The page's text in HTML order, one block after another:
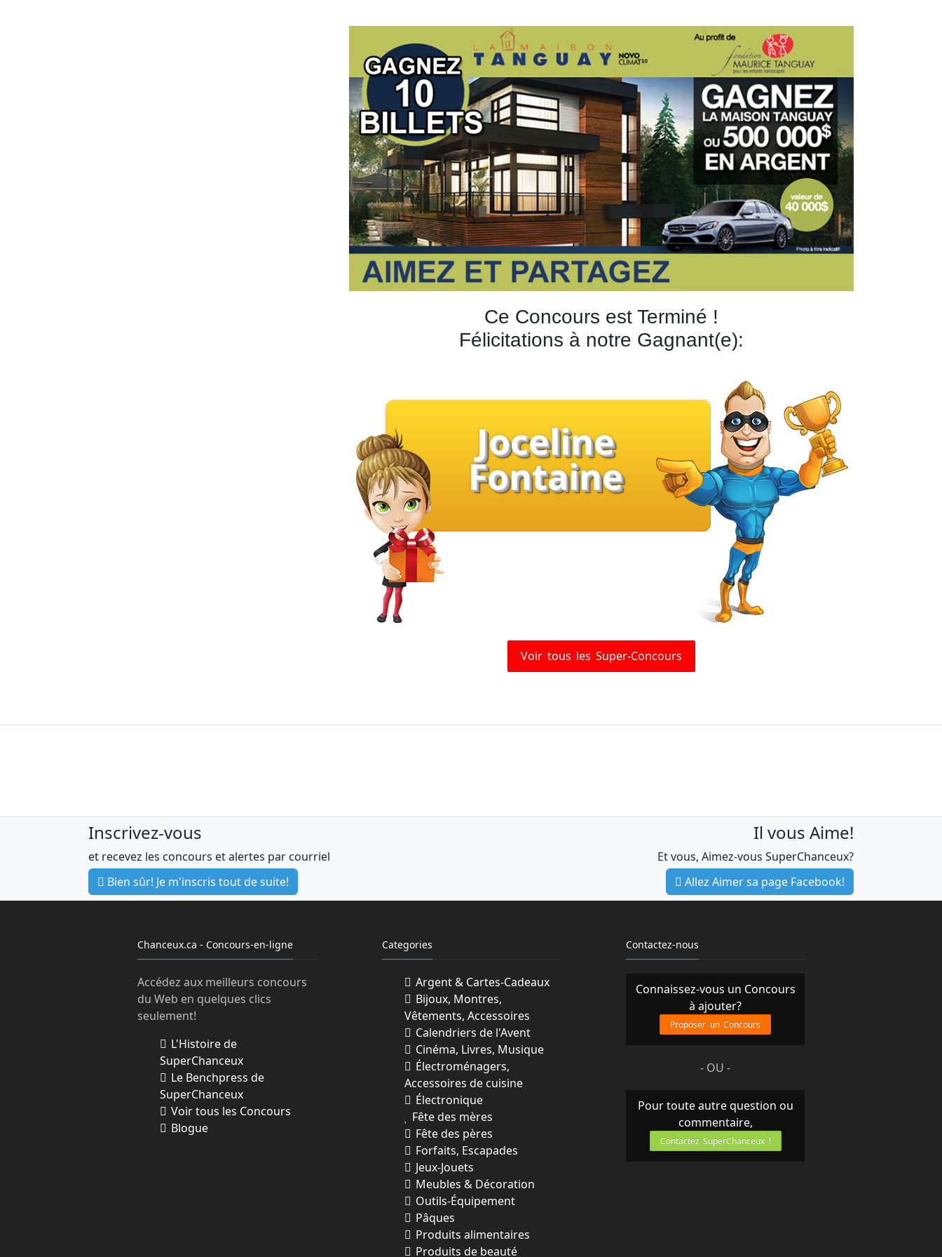
Ce Concours est Terminé !
Félicitations à notre Gagnant(e):
Joceline
Fontaine
Voir tous les Super-Concours
Inscrivez-vous
et recevez les concours et alertes par courriel
Bien sûr! Je m'inscris tout de suite!
Il vous Aime!
Et vous, Aimez-vous SuperChanceux?
Allez Aimer sa page Facebook!
Chanceux.ca - Concours-en-ligne
Accédez aux meilleurs concours
du Web en quelques clics
seulement!
L'Histoire de
SuperChanceux
Le Benchpress de
SuperChanceux
Voir tous les Concours
Blogue
Categories
Argent & Cartes-Cadeaux
Bijoux, Montres,
Vêtements, Accessoires
Calendriers de l'Avent
Cinéma, Livres, Musique
Électroménagers,
Accessoires de cuisine
Électronique
Fête des mères
Fête des pères
Forfaits, Escapades
Jeux-Jouets
Meubles & Décoration
Outils-Équipement
Pâques
Produits alimentaires
Produits de beauté
Contactez-nous
Connaissez-vous un Concours
à ajouter?
Proposer un Concours
- OU -
Pour toute autre question ou
commentaire,
Contactez SuperChanceux !